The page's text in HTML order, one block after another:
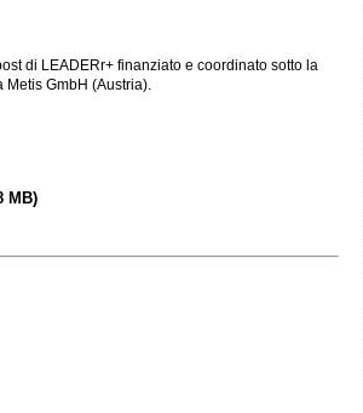
di LEADERr+ finanziato e coordinato sotto la
GmbH (Austria).
MB)